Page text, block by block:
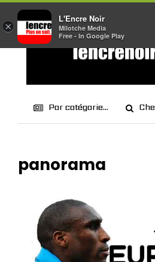
Par catégorie...
panorama
×
L'Encre Noir
Milotche Media
Free - In Google Play